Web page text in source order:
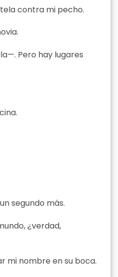
contra mi pecho.
Pero hay lugares
segundo más.
¿verdad,
mi nombre en su boca.